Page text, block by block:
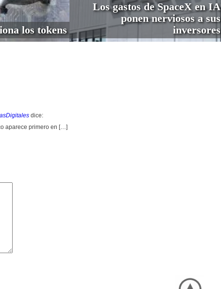
los tokens
Los gastos de SpaceX en IA
ponen nerviosos a sus
inversores
dice:
aparece primero en […]